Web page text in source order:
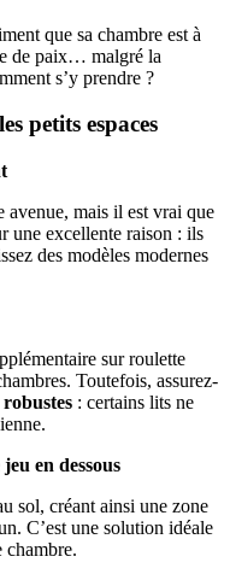
que sa chambre est à
de paix… malgré la
s’y prendre ?
petits espaces
avenue, mais il est vrai que
une excellente raison : ils
des modèles modernes
sur roulette
Toutefois, assurez-
: certains lits ne
en dessous
sol, créant ainsi une zone
C’est une solution idéale
chambre.